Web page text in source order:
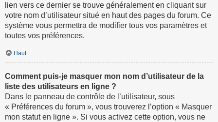
lien vers ce dernier se trouve généralement en cliquant sur
votre nom d’utilisateur situé en haut des pages du forum. Ce
système vous permettra de modifier tous vos paramètres et
toutes vos préférences.
Haut
Comment puis-je masquer mon nom d’utilisateur de la
liste des utilisateurs en ligne ?
Dans le panneau de contrôle de l’utilisateur, sous
« Préférences du forum », vous trouverez l’option « Masquer
mon statut en ligne ». Si vous activez cette option, vous ne